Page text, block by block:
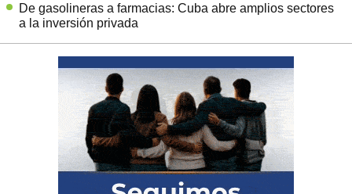
De gasolineras a farmacias: Cuba abre amplios sectores
a la inversión privada